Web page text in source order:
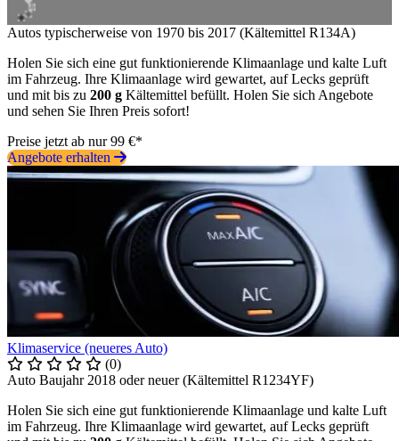
Autos typischerweise von 1970 bis 2017 (Kältemittel R134A)
Holen Sie sich eine gut funktionierende Klimaanlage und kalte Luft
im Fahrzeug. Ihre Klimaanlage wird gewartet, auf Lecks geprüft
und mit bis zu 200 g Kältemittel befüllt. Holen Sie sich Angebote
und sehen Sie Ihren Preis sofort!
Preise jetzt ab nur 99 €*
Angebote erhalten
Klimaservice (neueres Auto)
(0)
Auto Baujahr 2018 oder neuer (Kältemittel R1234YF)
Holen Sie sich eine gut funktionierende Klimaanlage und kalte Luft
im Fahrzeug. Ihre Klimaanlage wird gewartet, auf Lecks geprüft